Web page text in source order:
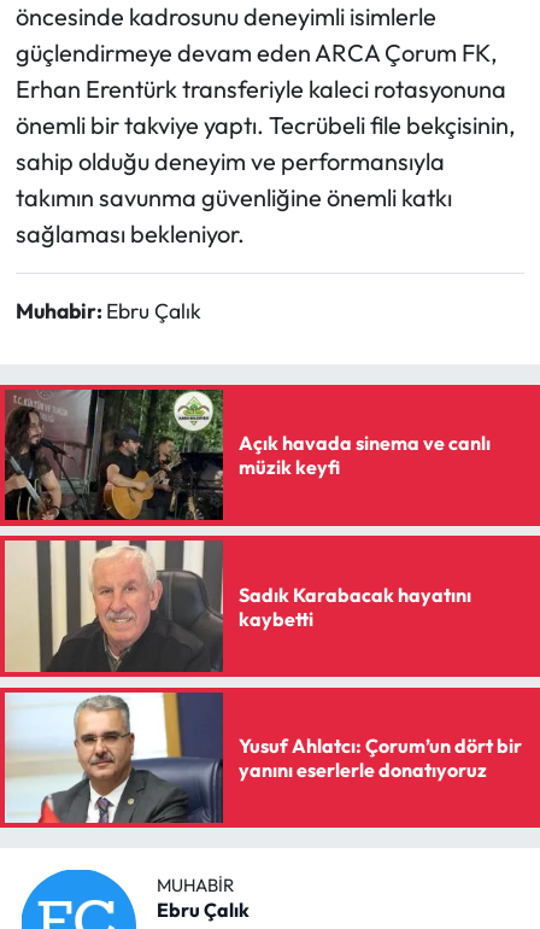
öncesinde kadrosunu deneyimli isimlerle
güçlendirmeye devam eden ARCA Çorum FK,
Erhan Erentürk transferiyle kaleci rotasyonuna
önemli bir takviye yaptı. Tecrübeli file bekçisinin,
sahip olduğu deneyim ve performansıyla
takımın savunma güvenliğine önemli katkı
sağlaması bekleniyor.
Muhabir: Ebru Çalık
Açık havada sinema ve canlı
müzik keyfi
Sadık Karabacak hayatını
kaybetti
Yusuf Ahlatcı: Çorum’un dört bir
yanını eserlerle donatıyoruz
MUHABIR
Ebru Çalık
Turizm
Uğurludağ Haberleri
Yaşam
Yayla Haber